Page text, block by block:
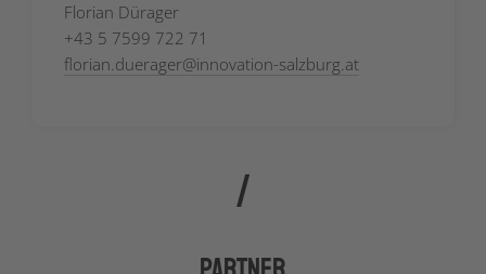
Florian Dürager
+43 5 7599 722 71
florian.duerager@innovation-salzburg.at